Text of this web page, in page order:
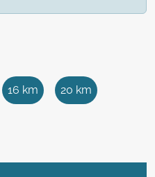
16 km 20 km